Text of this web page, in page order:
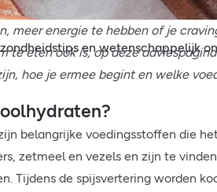
meer energie te hebben of je
te eten ook is, op deze
hoe je ermee begint en welke
belangrijke voedingsstoffen die
zetmeel en vezels en zijn te
Tijdens de spijsvertering worden
en wetenschappelijk